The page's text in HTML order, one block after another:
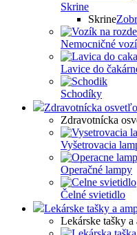
Skrine
Skrine
Nemocničné
Lavice do
Schodíky
Zdravotnícka
Zdravotnícka
Vyšetrovacia
Operačné lampy
Čelné svietidlo
Lekárske tašky a
Lekárske tašky a